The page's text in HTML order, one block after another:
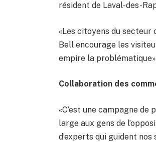
résident de Laval-des-
«Les citoyens du
Bell encourage les
empire la
Collaboration des
«C’est une campagne
large aux gens de
d’experts qui guident